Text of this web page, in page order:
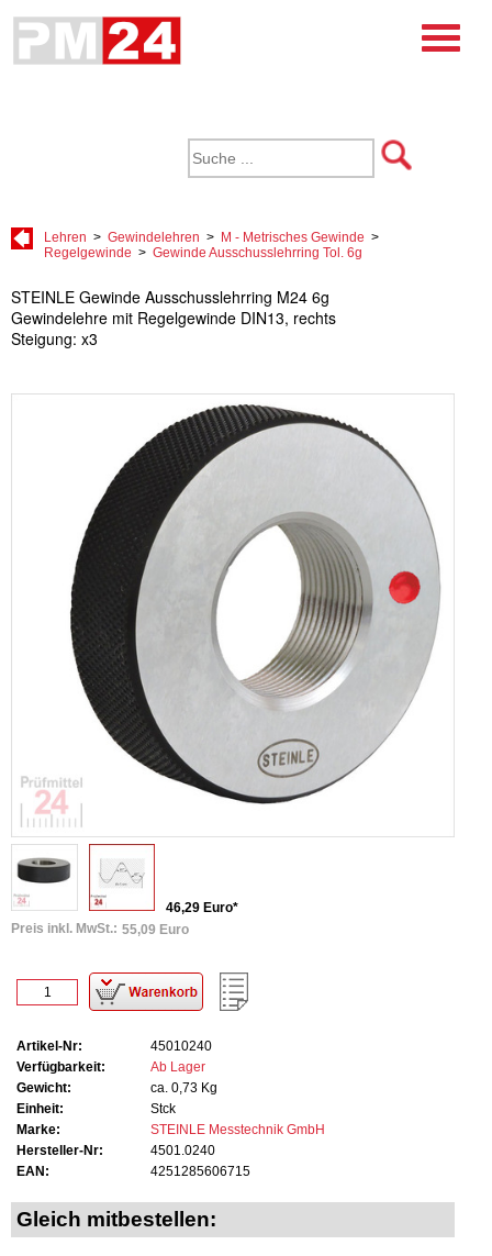
Lehren > Gewindelehren > M - Metrisches Gewinde >
Regelgewinde > Gewinde Ausschusslehrring Tol. 6g
STEINLE Gewinde Ausschusslehrring M24 6g
Gewindelehre mit Regelgewinde DIN13, rechts
Steigung: x3
46,29 Euro*
Preis inkl. MwSt.: 55,09 Euro
Artikel-Nr:
45010240
Verfügbarkeit:
Ab Lager
Gewicht:
ca. 0,73 Kg
Einheit:
Stck
Marke:
STEINLE Messtechnik GmbH
Hersteller-Nr:
4501.0240
EAN:
4251285606715
Gleich mitbestellen: